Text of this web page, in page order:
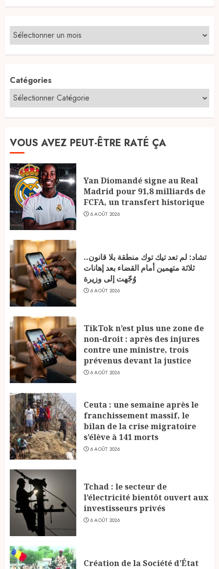
Catégories
VOUS AVEZ PEUT-ÊTRE RATÉ ÇA
Yan Diomandé signe au Real
Madrid pour 91,8 milliards de
FCFA, un transfert historique
6 AOÛT 2026
تشاد: لم تعد تيك توك منطقة بلا قانون..
ثلاثة متهمين أمام القضاء بعد إهانات
وُجّهت إلى وزيرة
6 AOÛT 2026
TikTok n’est plus une zone de
non-droit : après des injures
contre une ministre, trois
prévenus devant la justice
6 AOÛT 2026
Ceuta : une semaine après le
franchissement massif, le
bilan de la crise migratoire
s’élève à 141 morts
6 AOÛT 2026
Tchad : le secteur de
l’électricité bientôt ouvert aux
investisseurs privés
6 AOÛT 2026
Création de la Société d’État